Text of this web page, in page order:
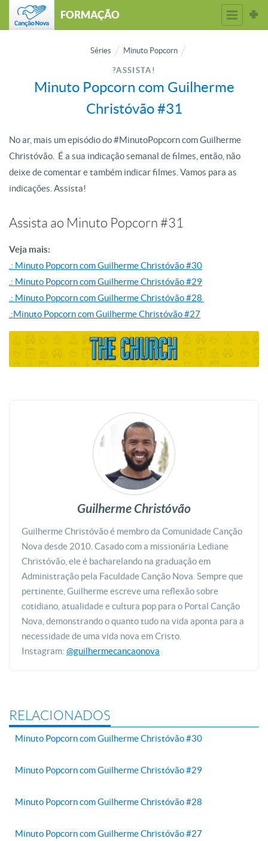
FORMAÇÃO
Séries Minuto Popcorn
?ASSISTA!
Minuto Popcorn com Guilherme
Christóvão #31
No ar, mais um episódio do #MinutoPopcorn​ com Guilherme
Christóvão. É a sua indicação semanal de filmes, então, não
deixe de comentar e também indicar filmes. Vamos para as
indicações. Assista!
Assista ao Minuto Popcorn #31
Veja mais:
.: Minuto Popcorn com Guilherme Christóvão #30
.: Minuto Popcorn com Guilherme Christóvão #29
.: Minuto Popcorn com Guilherme Christóvão #28
.:Minuto Popcorn com Guilherme Christóvão #27
Guilherme Christóvão
Guilherme Christóvão é membro da Comunidade Canção
Nova desde 2010. Casado com a missionária Lediane
Christóvão, ele é bacharelando na graduação em
Administração pela Faculdade Canção Nova. Sempre que
pertinente, Guilherme escreve uma reflexão sobre
cotidiano, atualidade e cultura pop para o Portal Canção
Nova, demonstrando o quanto tudo na vida aponta para a
necessidade de uma vida nova em Cristo.
Instagram: @guilhermecancaonova
RELACIONADOS
Minuto Popcorn com Guilherme Christóvão #30
Minuto Popcorn com Guilherme Christóvão #29
Minuto Popcorn com Guilherme Christóvão #28
Minuto Popcorn com Guilherme Christóvão #27